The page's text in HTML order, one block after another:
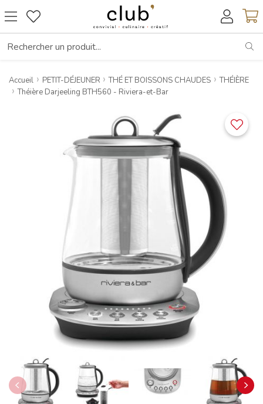
Accueil PETIT-DÉJEUNER THÉ ET BOISSONS CHAUDES
THÉIÈRE
Théière Darjeeling BTH560 - Riviera-et-Bar